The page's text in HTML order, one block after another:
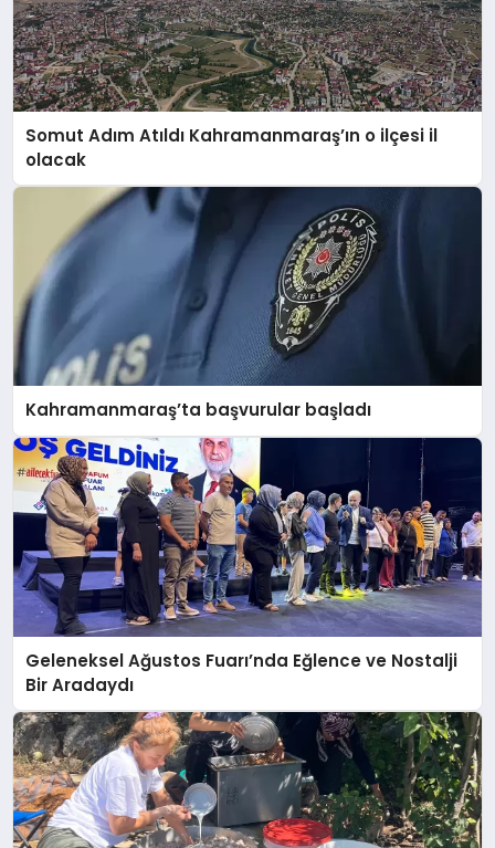
Somut Adım Atıldı Kahramanmaraş’ın o ilçesi il
olacak
Kahramanmaraş’ta başvurular başladı
Geleneksel Ağustos Fuarı’nda Eğlence ve Nostalji
Bir Aradaydı